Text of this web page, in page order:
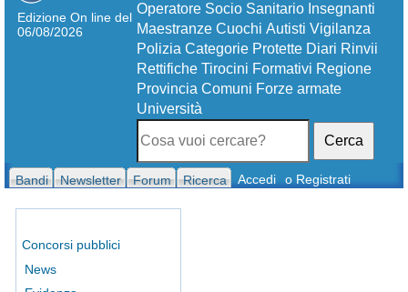
Edizione On line del
06/08/2026
Operatore Socio Sanitario Insegnanti
Maestranze Cuochi Autisti Vigilanza
Polizia Categorie Protette Diari Rinvii
Rettifiche Tirocini Formativi Regione
Provincia Comuni Forze armate
Università
Cerca
Bandi Newsletter Forum Ricerca Accedi o Registrati
Concorsi pubblici
News